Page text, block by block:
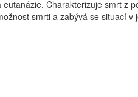
Charakterizuje smrt z
smrti a zabývá se situací v